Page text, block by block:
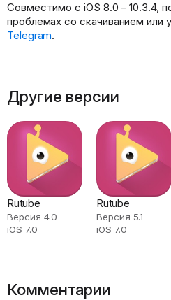
Совместимо с iOS 8.0 – 10.3.4,
проблемах со скачиванием или
Telegram.
Другие версии
Rutube
Версия 4.0
iOS 7.0
Rutube
Версия 5.1
iOS 7.0
Комментарии